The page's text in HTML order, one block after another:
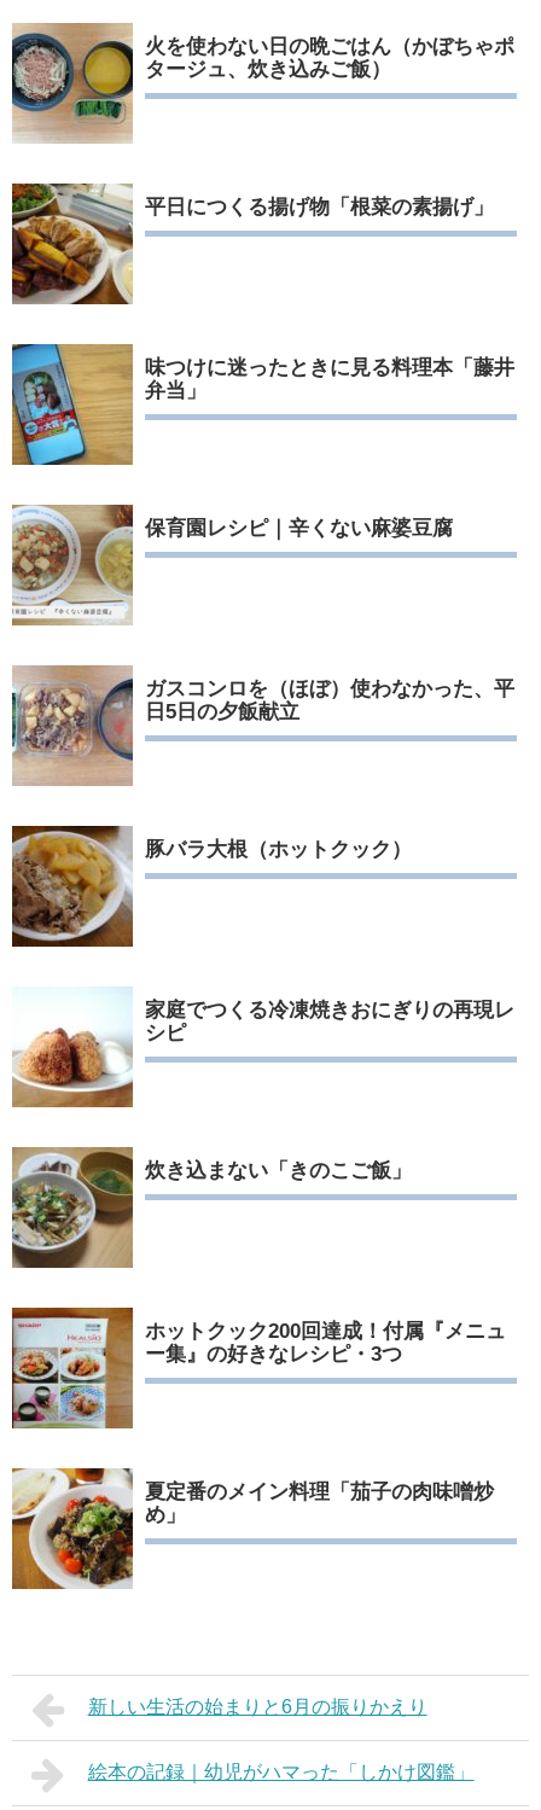
火を使わない日の晩ごはん（かぼちゃポ
タージュ、炊き込みご飯）
平日につくる揚げ物「根菜の素揚げ」
味つけに迷ったときに見る料理本「藤井
弁当」
保育園レシピ｜辛くない麻婆豆腐
ガスコンロを（ほぼ）使わなかった、平
日5日の夕飯献立
豚バラ大根（ホットクック）
家庭でつくる冷凍焼きおにぎりの再現レ
シピ
炊き込まない「きのこご飯」
ホットクック200回達成！付属『メニュ
ー集』の好きなレシピ・3つ
夏定番のメイン料理「茄子の肉味噌炒
め」
新しい生活の始まりと6月の振りかえり
絵本の記録｜幼児がハマった「しかけ図鑑」